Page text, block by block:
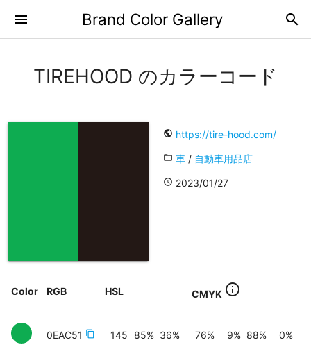
Brand Color Gallery search
menu
TIREHOOD のカラーコード
public https://tire-hood.com/
folder_open 車 / 自動車用品店
access_time 2023/01/27
Color RGB HSL CMYK info_outline
0EAC51 content_copy 145 85% 36% 76% 9% 88% 0%